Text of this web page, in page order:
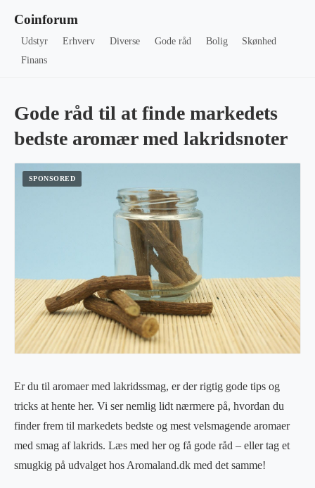
Coinforum
Udstyr Erhverv Diverse Gode råd Bolig
Skønhed
Finans
Gode råd til at finde markedets
bedste aromær med lakridsnoter
Er du til aromaer med lakridssmag, er der rigtig gode tips og
tricks at hente her. Vi ser nemlig lidt nærmere på, hvordan du
finder frem til markedets bedste og mest velsmagende aromaer
med smag af lakrids. Læs med her og få gode råd – eller tag et
smugkig på udvalget hos Aromaland.dk med det samme!